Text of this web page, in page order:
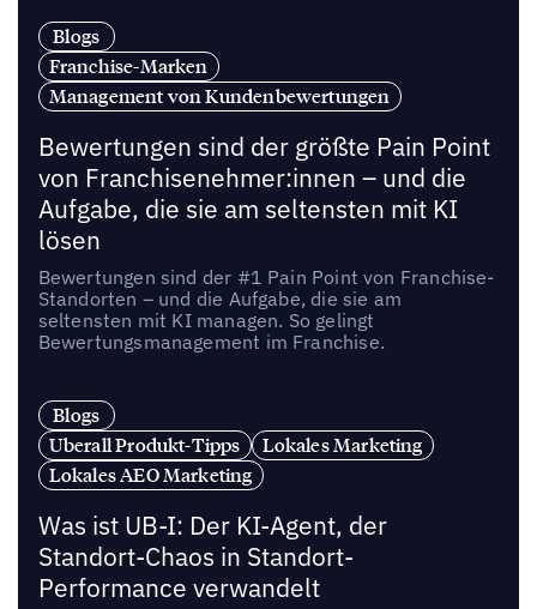
Blogs
Franchise-Marken
Management von Kundenbewertungen
Bewertungen sind der größte Pain Point
von Franchisenehmer:innen – und die
Aufgabe, die sie am seltensten mit KI
lösen
Bewertungen sind der #1 Pain Point von Franchise-
Standorten – und die Aufgabe, die sie am
seltensten mit KI managen. So gelingt
Bewertungsmanagement im Franchise.
Blogs
Uberall Produkt-Tipps
Lokales Marketing
Lokales AEO Marketing
Was ist UB-I: Der KI-Agent, der
Standort-Chaos in Standort-
Performance verwandelt